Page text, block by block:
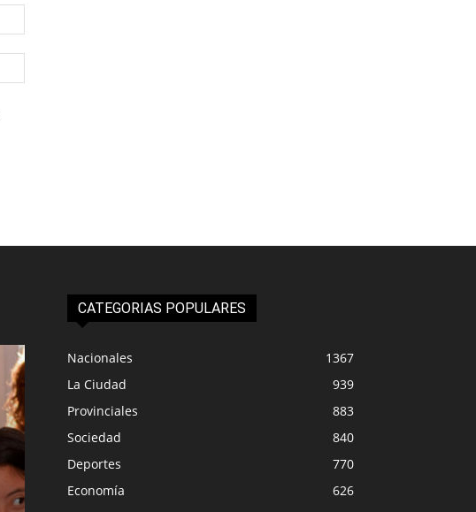
CATEGORIAS POPULARES
Nacionales
1367
La Ciudad
939
Provinciales
883
Sociedad
840
Deportes
770
Economía
626